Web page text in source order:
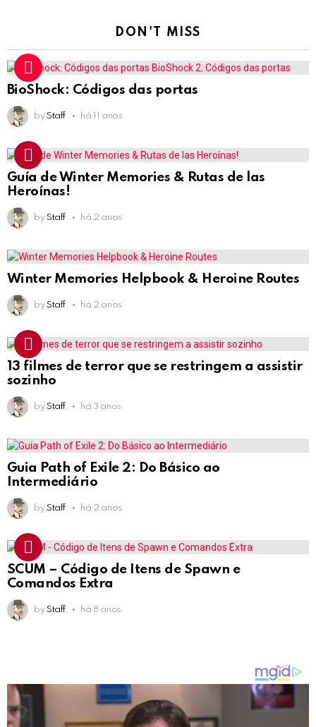
DON'T MISS
BioShock: Códigos das portas
by Staff há 11 anos
Guía de Winter Memories & Rutas de las
Heroínas!
by Staff há 2 anos
Winter Memories Helpbook & Heroine Routes
by Staff há 2 anos
13 filmes de terror que se restringem a assistir
sozinho
by Staff há 3 anos
Guia Path of Exile 2: Do Básico ao
Intermediário
by Staff há 2 anos
SCUM – Código de Itens de Spawn e
Comandos Extra
by Staff há 8 anos